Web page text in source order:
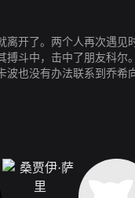
开了。两个人再次遇见
斗中，击中了朋友科尔
也没有办法联系到乔希